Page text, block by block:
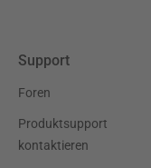
Support
Foren
Produktsupport
kontaktieren